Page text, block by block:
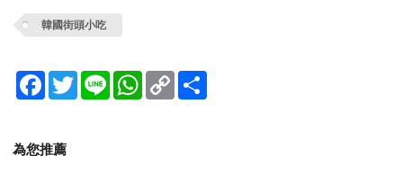
韓國街頭小吃
Facebook
TwitterLine WhatsApp
Copy
Link
為您推薦